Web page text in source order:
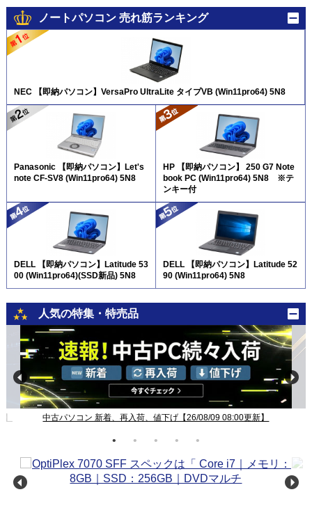
ノートパソコン 売れ筋ランキング
NEC 【即納パソコン】VersaPro UltraLite タイプVB (Win11pro64) 5N8
Panasonic 【即納パソコン】Let's
note CF-SV8 (Win11pro64) 5N8
HP 【即納パソコン】 250 G7 Note
book PC (Win11pro64) 5N8 ※テ
ンキー付
DELL 【即納パソコン】Latitude 53
00 (Win11pro64)(SSD新品) 5N8
DELL 【即納パソコン】Latitude 52
90 (Win11pro64) 5N8
人気の特集・特売品
中古パソコン 新着、再入荷、値下げ【26/08/09 08:00更新】